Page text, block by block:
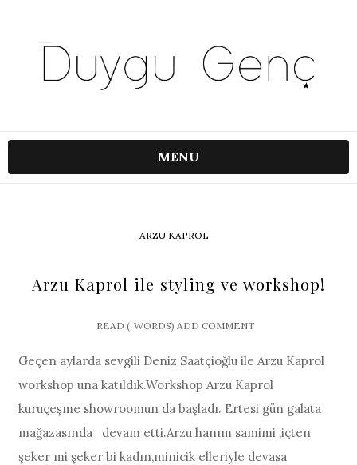
MENU
ARZU KAPROL
Arzu Kaprol ile styling ve workshop!
READ ( WORDS) ADD COMMENT
Geçen aylarda sevgili Deniz Saatçioğlu ile Arzu Kaprol
workshop una katıldık.Workshop Arzu Kaprol
kuruçeşme showroomun da başladı. Ertesi gün galata
mağazasında devam etti.Arzu hanım samimi ,içten
şeker mi şeker bi kadın,minicik elleriyle devasa